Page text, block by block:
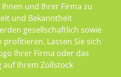
und Ihrer Firma zu
und Bekanntheit
gesellschaftlich sowie
Lassen Sie sich
Ihrer Firma oder das
auf Ihrem Zollstock